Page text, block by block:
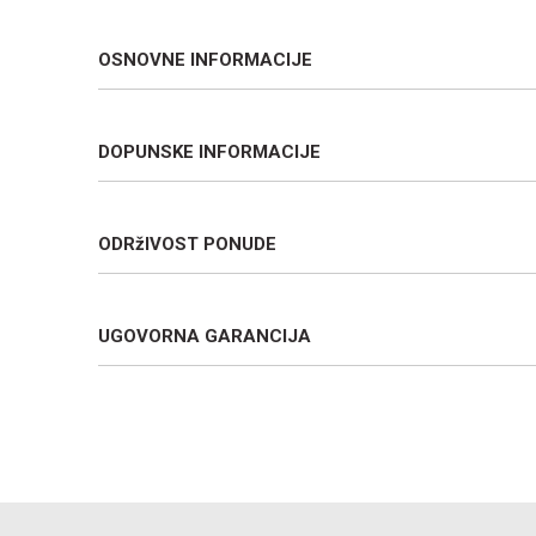
OSNOVNE INFORMACIJE
DOPUNSKE INFORMACIJE
ODRžIVOST PONUDE
UGOVORNA GARANCIJA